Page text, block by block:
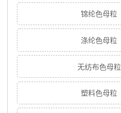
锦纶色母粒
涤纶色母粒
无纺布色母粒
塑料色母粒